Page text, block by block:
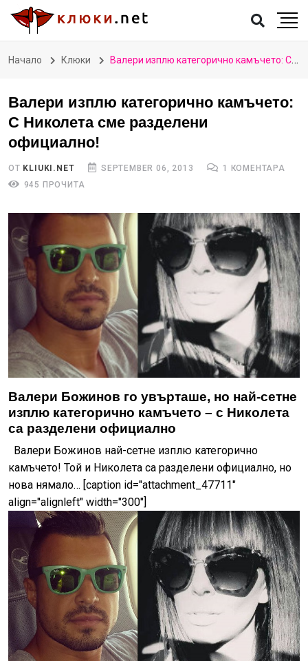
Начало Клюки Валери изплю категорично камъчето: С Николета сме разделени официално!
Валери изплю категорично камъчето:
С Николета сме разделени
официално!
ОТ KLIUKI.NET SEPTEMBER 06, 2013
1 КОМЕНТАРА
945 ПРОЧИТА
Валери Божинов го увърташе, но най-сетне
изплю категорично камъчето – с Николета
са разделени официално
Валери Божинов най-сетне изплю категорично
камъчето! Той и Николета са разделени официално, но
нова нямало… [caption id="attachment_47711"
align="alignleft" width="300"]